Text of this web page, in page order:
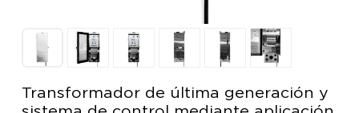
Transformador de última generación y